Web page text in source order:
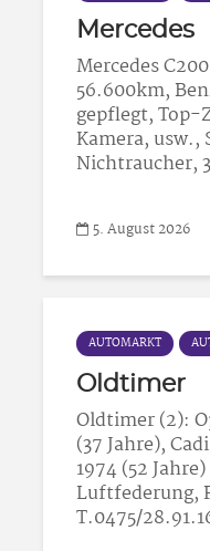
Mercedes
Mercedes
56.600km,
gepflegt, Top-
Kamera, usw.,
Nichtraucher,
5. August 2026
AUTOMARKT
Oldtimer
Oldtimer (2):
(37 Jahre),
1974 (52
Luftfederung,
T.0475/